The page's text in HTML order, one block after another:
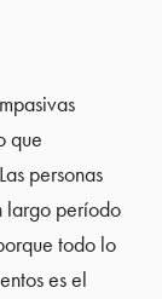
que
personas
largo período
todo lo
es el